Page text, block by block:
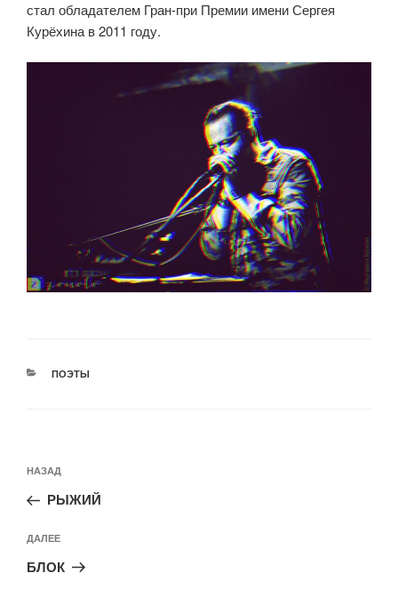
стал обладателем Гран-при Премии имени Сергея
Курёхина в 2011 году.
РУБРИКИ
ПОЭТЫ
по
записям
Предыдущая
запись:
НАЗАД
РЫЖИЙ
Следующая
запись
ДАЛЕЕ
БЛОК